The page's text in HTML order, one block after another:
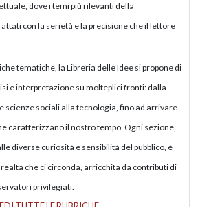
dove i temi più rilevanti della
con la serietà e la precisione che il lettore
tematiche, la Libreria delle Idee si propone di
e interpretazione su molteplici fronti: dalla
scienze sociali alla tecnologia, fino ad arrivare
caratterizzano il nostro tempo. Ogni sezione,
diverse curiosità e sensibilità del pubblico, è
che ci circonda, arricchita da contributi di
privilegiati.